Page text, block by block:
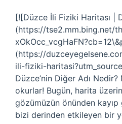
[![Düzce İli Fiziki Haritası |
(https://tse2.mm.bing.net/
(https://
ili-fiziki-
Düzce’nin Diğer Adı
okurlar! Bugün, harita
gözümüzün önünden
bizi derinden etkileyen bir